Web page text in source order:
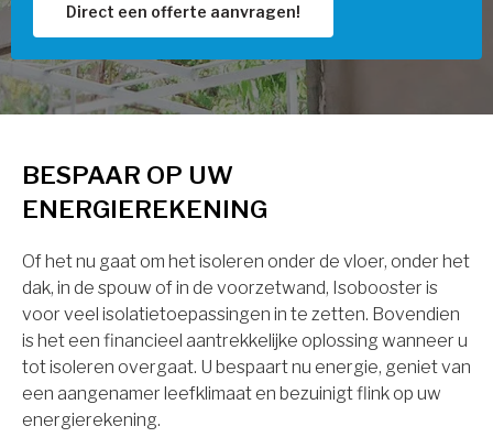
Direct een offerte aanvragen!
BESPAAR OP UW
ENERGIEREKENING
Of het nu gaat om het isoleren onder de vloer, onder het
dak, in de spouw of in de voorzetwand, Isobooster is
voor veel isolatietoepassingen in te zetten. Bovendien
is het een financieel aantrekkelijke oplossing wanneer u
tot isoleren overgaat. U bespaart nu energie, geniet van
een aangenamer leefklimaat en bezuinigt flink op uw
energierekening.